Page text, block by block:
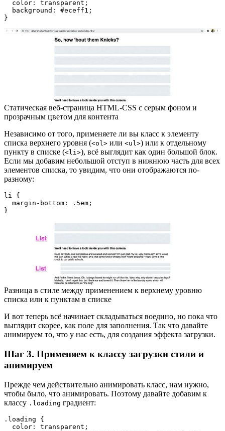
}
Статическая веб-страница HTML-CSS с серым фоном и
прозрачным цветом для контента
Независимо от того, применяете ли вы класс к элементу
списка верхнего уровня (<ol> или <ul>) или к отдельному
пункту в списке (<li>), всё выглядит как один большой блок.
Если мы добавим небольшой отступ в нижнюю часть для всех
элементов списка, то увидим, что они отображаются по-
разному:
li {
}
Разница в стиле между применением к верхнему уровню
списка или к пунктам в списке
И вот теперь всё начинает складываться воедино, но пока что
выглядит скорее, как поле для заполнения. Так что давайте
анимируем то, что у нас есть, для создания эффекта загрузки.
Шаг 3. Применяем к классу загрузки стили и
анимируем
Прежде чем действительно анимировать класс, нам нужно,
чтобы было, что анимировать. Поэтому давайте добавим к
классу .loading градиент:
.loading {